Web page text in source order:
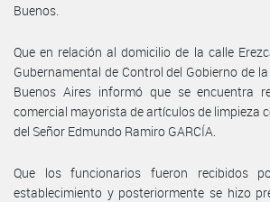
Buenos.
Que en relación al domicilio de la calle
Gubernamental de Control del Gobierno de
Buenos Aires informó que se encuentra
comercial mayorista de artículos de limpieza
del Señor Edmundo Ramiro GARCÍA.
Que los funcionarios fueron recibidos
establecimiento y posteriormente se hizo